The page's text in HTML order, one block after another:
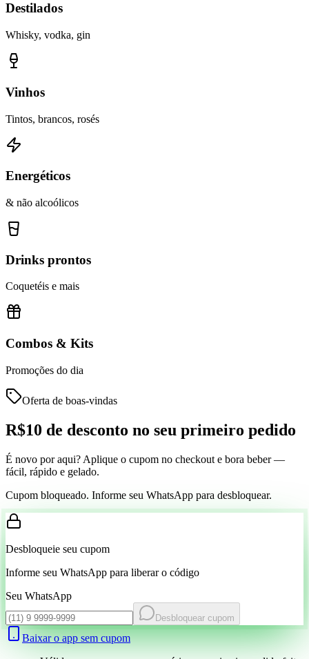
Destilados
Whisky, vodka, gin
Vinhos
Tintos, brancos, rosés
Energéticos
& não alcoólicos
Drinks prontos
Coquetéis e mais
Combos & Kits
Promoções do dia
Oferta de boas-vindas
R$10 de desconto no seu primeiro pedido
É novo por aqui? Aplique o cupom no checkout e bora beber —
fácil, rápido e gelado.
Cupom bloqueado. Informe seu WhatsApp para desbloquear.
Desbloqueie seu cupom
Informe seu WhatsApp para liberar o código
Seu WhatsApp
Desbloquear cupom
Baixar o app sem cupom